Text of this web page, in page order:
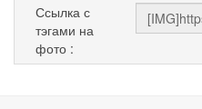
Ссылка с
тэгами на
фото :